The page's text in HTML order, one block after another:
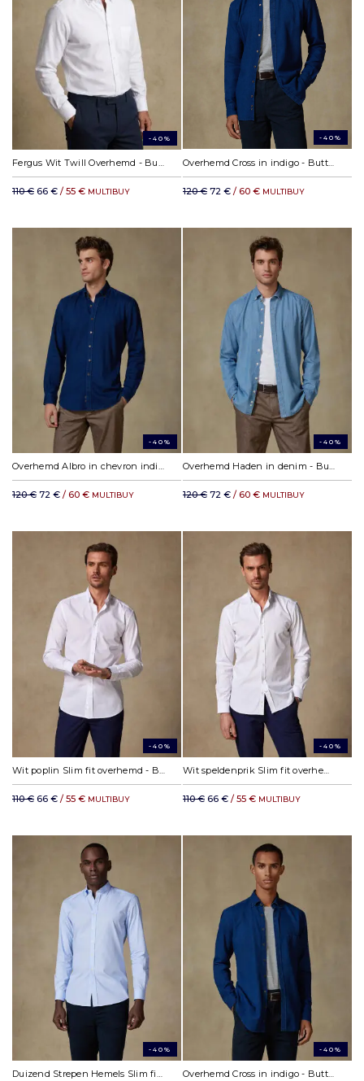
-40%
Fergus Wit Twill Overhemd - Button-down kraag
110 € 66 € / 55 € MULTIBUY
-40%
Overhemd Cross in indigo - Button-down kraag
120 € 72 € / 60 € MULTIBUY
-40%
Overhemd Albro in chevron indigo - Button-down kraag
120 € 72 € / 60 € MULTIBUY
-40%
Overhemd Haden in denim - Button-down kraag
120 € 72 € / 60 € MULTIBUY
-40%
110 € 66 € / 55 € MULTIBUY
-40%
Wit speldenprik Slim fit overhemd - Button-down kraag
110 € 66 € / 55 € MULTIBUY
-40%
Duizend Strepen Hemels Slim fit overhemd - Button-down kraag
-40%
Overhemd Cross in indigo - Button-down kraag